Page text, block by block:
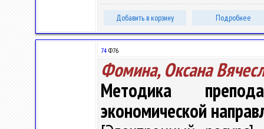
Добавить в корзину Подробнее
74 Ф76
Фомина, Оксана
Методика
экономической